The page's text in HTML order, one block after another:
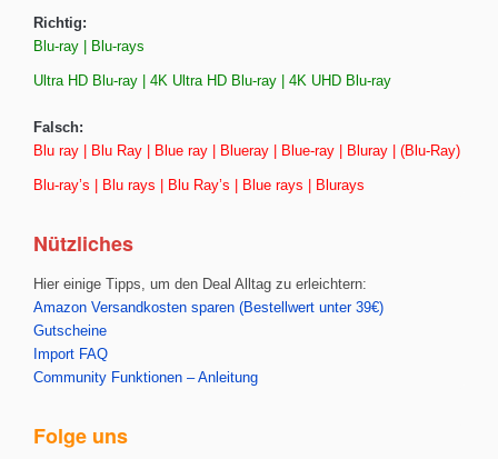
Richtig:
Blu-ray | Blu-rays
Ultra HD Blu-ray | 4K Ultra HD Blu-ray | 4K UHD Blu-ray
Falsch:
Blu ray | Blu Ray | Blue ray | Blueray | Blue-ray | Bluray | (Blu-Ray)
Blu-ray’s | Blu rays | Blu Ray’s | Blue rays | Blurays
Nützliches
Hier einige Tipps, um den Deal Alltag zu erleichtern:
Amazon Versandkosten sparen (Bestellwert unter 39€)
Gutscheine
Import FAQ
Community Funktionen – Anleitung
Folge uns